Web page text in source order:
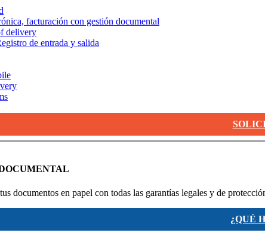
facturación con gestión documental
delivery
de entrada y salida
documentos en papel con todas las garantías legales y de
¿QUÉ